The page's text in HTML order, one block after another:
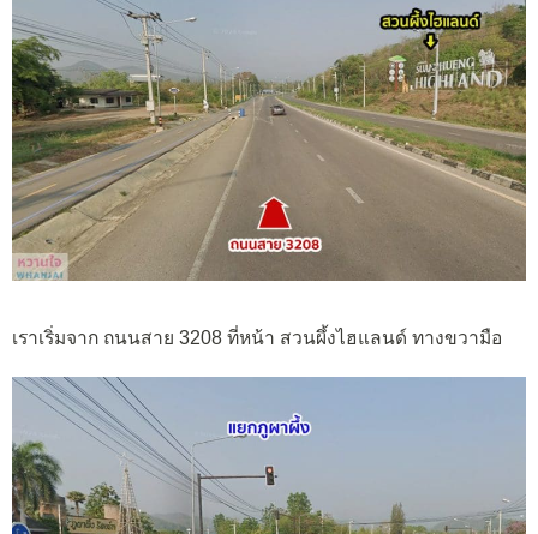
เราเริ่มจาก ถนนสาย 3208 ที่หน้า สวนผึ้งไฮแลนด์ ทางขวามือ